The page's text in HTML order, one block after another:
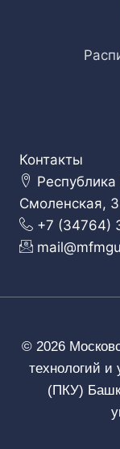
Контакты
Смоленская,
+7 (34764)
© 2026
технологий и
(ПКУ)